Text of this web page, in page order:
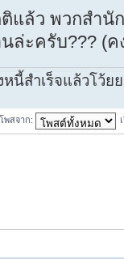
แล้ว พวกสำนั
ล่ะครับ??? (ค
หนี้สำเร็จแล้วโว้ย
พสจาก: